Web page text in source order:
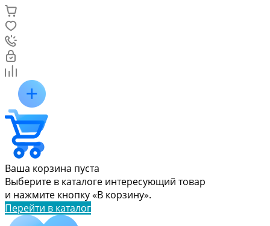
Ваша корзина пуста
Выберите в каталоге интересующий товар
и нажмите кнопку «В корзину».
Перейти в каталог